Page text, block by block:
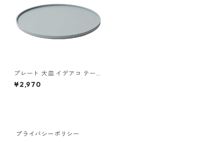
プレート 大皿 イデアコ テーブ
ルウェア ワモノ 28 ideaco W
¥2,970
プライバシーポリシー